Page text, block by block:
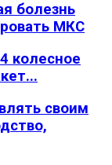
болезнь
МКС
колесное
своим